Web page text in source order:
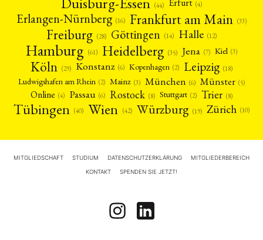
(44) Erfurt (4)
Erlangen-Nürnberg (16) Frankfurt am Main (33)
Freiburg (28) Göttingen (14) Halle (12)
Hamburg (61) Heidelberg (35) Jena (7) Kiel (3)
Köln (29) Konstanz (6) Kopenhagen (2) Leipzig (18)
Ludwigshafen am Rhein (2) Mainz (3) München (6) Münster (5)
Online (4) Passau (6) Rostock (8) Stuttgart (2) Trier (8)
Tübingen (40) Wien (42) Würzburg (19) Zürich (10)
MITGLIEDSCHAFT STUDIUM DATENSCHUTZERKLÄRUNG MITGLIEDERBEREICH
KONTAKT SPENDEN SIE JETZT!